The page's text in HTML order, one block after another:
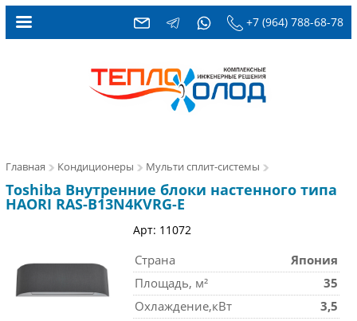
+7 (964) 788-68-78
Главная Кондиционеры Мульти сплит-системы
Toshiba Внутренние блоки настенного типа
HAORI RAS-B13N4KVRG-E
Арт: 11072
Страна
Япония
Площадь, м²
35
Охлаждение,кВт
3,5